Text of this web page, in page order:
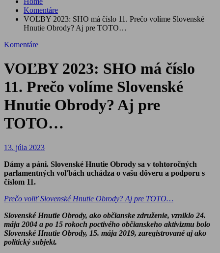
Komentáre
VOĽBY 2023: SHO má číslo 11. Prečo volíme Slovenské
Hnutie Obrody? Aj pre TOTO…
Komentáre
VOĽBY 2023: SHO má číslo
11. Prečo volíme Slovenské
Hnutie Obrody? Aj pre
TOTO…
13. júla 2023
Dámy a páni. Slovenské Hnutie Obrody sa v tohtoročných
parlamentných voľbách uchádza o vašu dôveru a podporu s
číslom 11.
Prečo voliť Slovenské Hnutie Obrody? Aj pre TOTO…
Slovenské Hnutie Obrody, ako občianske združenie, vzniklo 24.
mája 2004 a po 15 rokoch poctivého občianskeho aktivizmu bolo
Slovenské Hnutie Obrody, 15. mája 2019, zaregistrované aj ako
politický subjekt.